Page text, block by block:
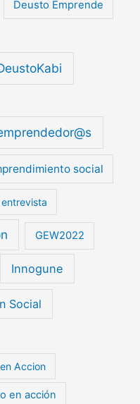
Deusto Emprende
social
entrevista
GEW2022
Innogune
Social
Accion
en acción